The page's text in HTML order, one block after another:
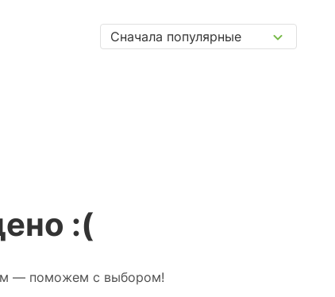
Сначала популярные
:(
— поможем с выбором!